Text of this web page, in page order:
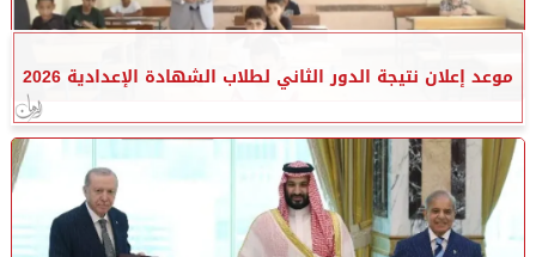
موعد إعلان نتيجة الدور الثاني لطلاب الشهادة الإعدادية 2026